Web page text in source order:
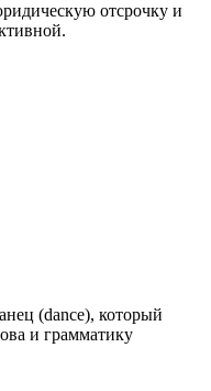
отсрочку и
(dance), который
и грамматику